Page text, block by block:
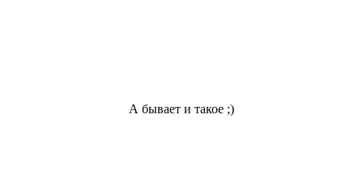
А бывает и такое ;)